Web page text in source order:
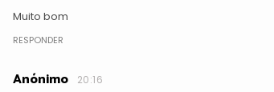
Muito bom
RESPONDER
Anónimo 20:16